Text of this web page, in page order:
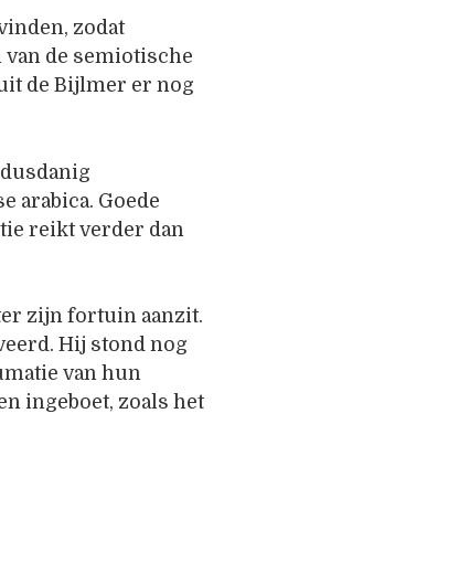
zodat
van de semiotische
de Bijlmer er nog
arabica. Goede
reikt verder dan
zijn fortuin aanzit.
Hij stond nog
van hun
ingeboet, zoals het